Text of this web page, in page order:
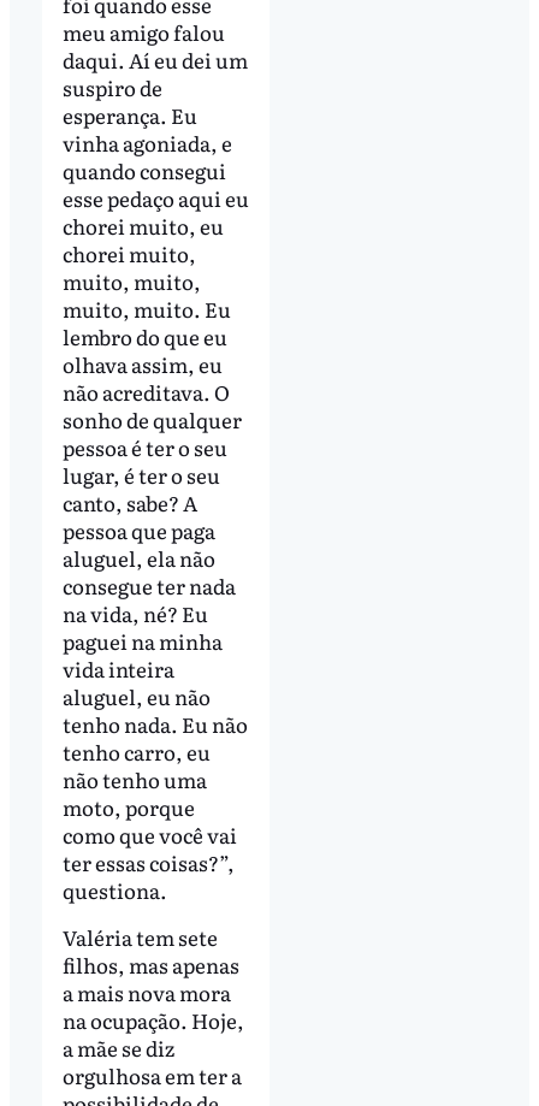
meu amigo falou
daqui. Aí eu dei um
suspiro de
esperança. Eu
vinha agoniada, e
quando consegui
esse pedaço aqui eu
chorei muito, eu
chorei muito,
muito, muito,
muito, muito. Eu
lembro do que eu
olhava assim, eu
não acreditava. O
sonho de qualquer
pessoa é ter o seu
lugar, é ter o seu
canto, sabe? A
pessoa que paga
aluguel, ela não
consegue ter nada
na vida, né? Eu
paguei na minha
vida inteira
aluguel, eu não
tenho nada. Eu não
tenho carro, eu
não tenho uma
moto, porque
como que você vai
ter essas coisas?”,
questiona.
Valéria tem sete
filhos, mas apenas
a mais nova mora
na ocupação. Hoje,
a mãe se diz
orgulhosa em ter a